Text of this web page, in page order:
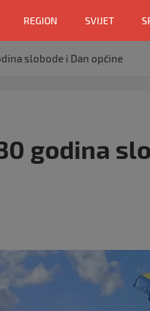
REGION SVIJET
slobode i Dan općine
godina